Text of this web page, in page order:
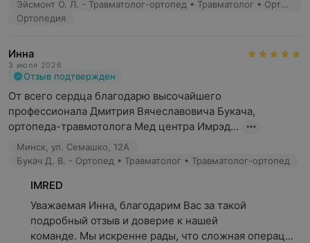
к здоровью пациентов, объединяя профилактику,
точную диагностику, профессиональное лечение и
Медицинский центр IMRED (ИМРЭД): «Здоровье и
комфорт в каждой процедуре!»
Обращаем ваше внимание, что обязательна
консультация специалиста: рекламируемые
медицинские услуги могут иметь противопоказания и
побочные реакции.
Эйсмонт О. Л. - Травматолог-ортопед • Травматолог • Ортопед
Ортопедия
Инна
3 июля 2026
Отзыв подтвержден
От всего сердца благодарю высочайшего
профессионала Дмитрия Вячеславовича Букача,
ортопеда-травмотолога Мед центра Имрэд...
Минск, ул. Семашко, 12А
Букач Д. В. - Ортопед • Травматолог • Травматолог-ортопед
IMRED
Уважаемая Инна, благодарим Вас за такой
подробный отзыв и доверие к нашей
команде. Мы искренне рады, что сложная операц...